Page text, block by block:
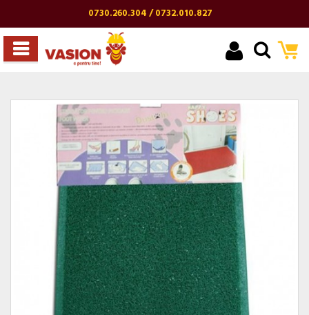
0730.260.304 / 0732.010.827